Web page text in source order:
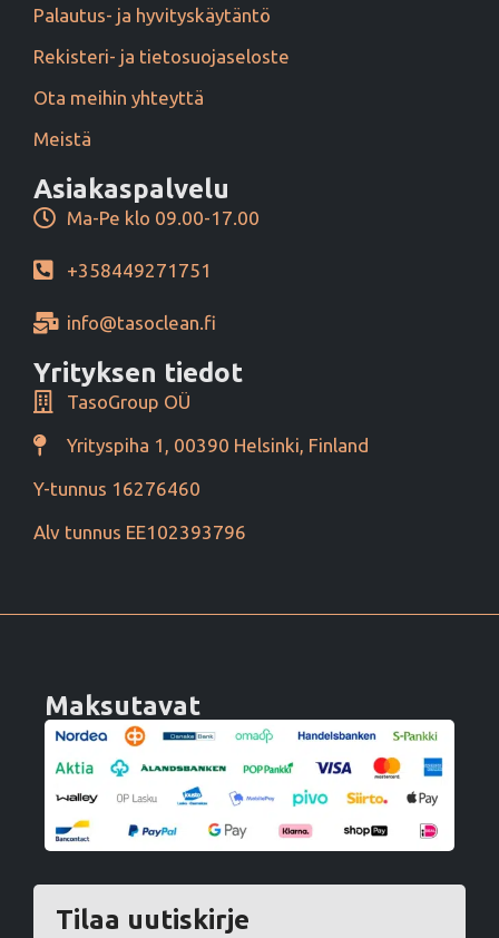
Palautus- ja hyvityskäytäntö
Rekisteri- ja tietosuojaseloste
Ota meihin yhteyttä
Meistä
Asiakaspalvelu
Ma-Pe klo 09.00-17.00
+358449271751
info@tasoclean.fi
Yrityksen tiedot
TasoGroup OÜ
Yrityspiha 1, 00390 Helsinki, Finland
Y-tunnus 16276460
Alv tunnus EE102393796
Maksutavat
Tilaa uutiskirje